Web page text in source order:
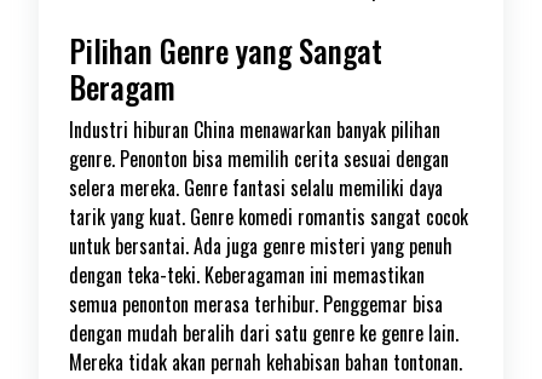
Pilihan Genre yang Sangat
Beragam
Industri hiburan China menawarkan banyak pilihan
genre. Penonton bisa memilih cerita sesuai dengan
selera mereka. Genre fantasi selalu memiliki daya
tarik yang kuat. Genre komedi romantis sangat cocok
untuk bersantai. Ada juga genre misteri yang penuh
dengan teka-teki. Keberagaman ini memastikan
semua penonton merasa terhibur. Penggemar bisa
dengan mudah beralih dari satu genre ke genre lain.
Mereka tidak akan pernah kehabisan bahan tontonan.